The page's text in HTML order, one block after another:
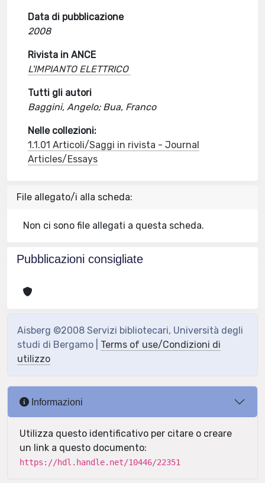
Data di pubblicazione
2008
Rivista in ANCE
L'IMPIANTO ELETTRICO
Tutti gli autori
Baggini, Angelo; Bua, Franco
Nelle collezioni:
1.1.01 Articoli/Saggi in rivista - Journal
Articles/Essays
File allegato/i alla scheda:
Non ci sono file allegati a questa scheda.
Pubblicazioni consigliate
Aisberg ©2008 Servizi bibliotecari, Università degli
studi di Bergamo | Terms of use/Condizioni di
utilizzo
Informazioni
Utilizza questo identificativo per citare o creare
un link a questo documento:
https://hdl.handle.net/10446/22351